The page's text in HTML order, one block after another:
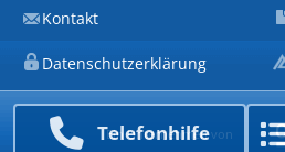
Telefon­hilfe
Kontakt
Datenschutzerklärung
Ein Unternehmen von